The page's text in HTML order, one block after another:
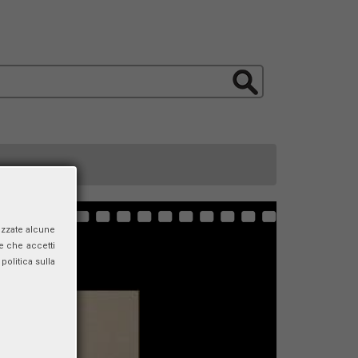
alcune
che accetti
sulla